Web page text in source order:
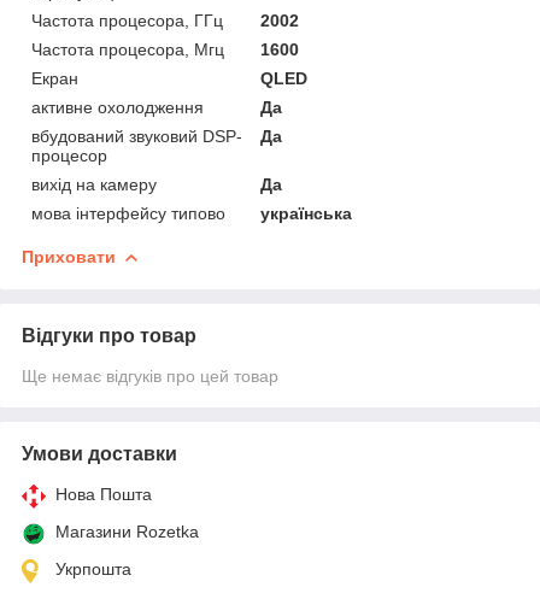
Частота процесора, ГГц
2002
Частота процесора, Мгц
1600
Екран
QLED
активне охолодження
Да
вбудований звуковий DSP-
процесор
Да
вихід на камеру
Да
мова інтерфейсу типово
українська
Приховати
Відгуки про товар
Ще немає відгуків про цей товар
Умови доставки
Нова Пошта
Магазини Rozetka
Укрпошта